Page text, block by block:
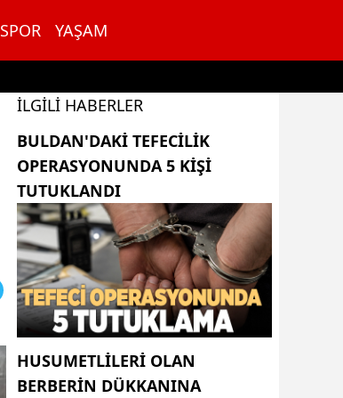
SPOR YAŞAM
İLGILI HABERLER
BULDAN'DAKI TEFECILIK
OPERASYONUNDA 5 KIŞI
TUTUKLANDI
HUSUMETLILERI OLAN
BERBERIN DÜKKANINA